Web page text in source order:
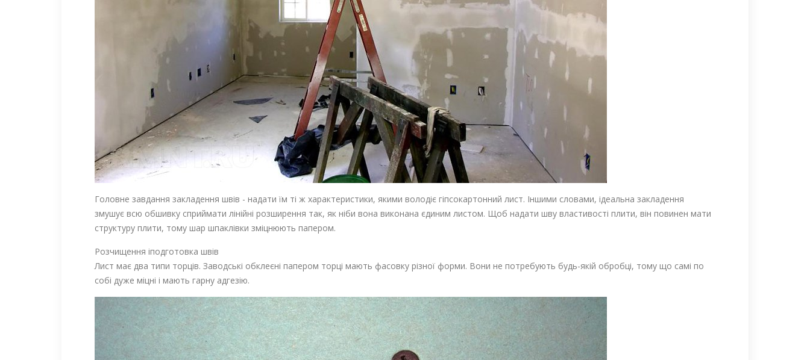
Головне завдання закладення швів - надати їм ті ж характеристики, якими володіє гіпсокартонний лист. Іншими словами, ідеальна закладення
змушує всю обшивку сприймати лінійні розширення так, як ніби вона виконана єдиним листом. Щоб надати шву властивості плити, він повинен мати
структуру плити, тому шар шпаклівки зміцнюють папером.
Розчищення іподготовка швів
Лист має два типи торців. Заводські обклеєні папером торці мають фасовку різної форми. Вони не потребують будь-якій обробці, тому що самі по
собі дуже міцні і мають гарну адгезію.